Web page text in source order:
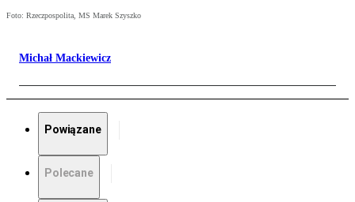
Foto: Rzeczpospolita, MS Marek Szyszko
Michał Mackiewicz
Powiązane
Polecane